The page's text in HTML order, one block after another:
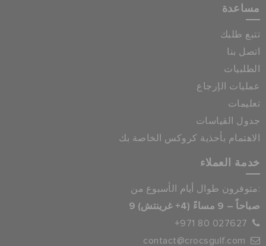
مساعدة
تتبع طلبك
اتصل بنا
الطلبيات
عمليات الإرجاع
تعليمات
جدول القياسات
الاهتمام بأحذية كروكس الخاصة بك
خدمة العملاء
متوفرون طوال أيام الأسبوع من:
9 صباحاً – 9 مساءً (4+ غرينتش)
+971 80 027627
contact@crocsgulf.com